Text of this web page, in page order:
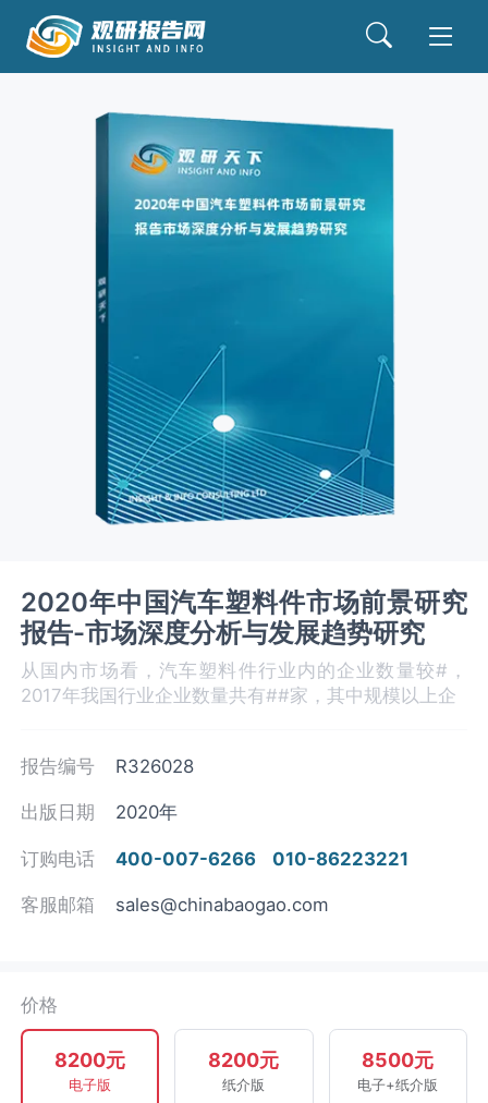
2020年中国汽车塑料件市场前景研究
报告-市场深度分析与发展趋势研究
从国内市场看，汽车塑料件行业内的企业数量较#，
2017年我国行业企业数量共有##家，其中规模以上企
报告编号 R326028
出版日期 2020年
订购电话 400-007-6266 010-86223221
客服邮箱 sales@chinabaogao.com
价格
8200元
电子版
8200元
纸介版
8500元
电子+纸介版